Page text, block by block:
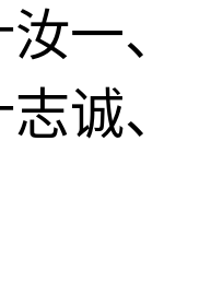
一、
诚、